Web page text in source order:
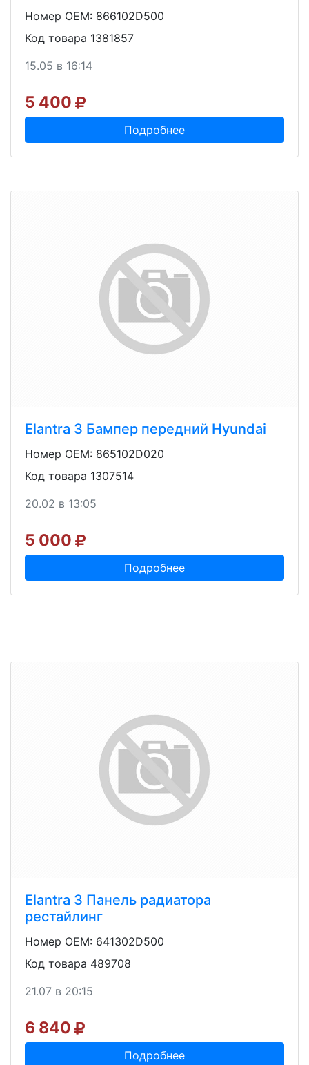
Номер OEM: 866102D500
Код товара 1381857
15.05 в 16:14
5 400
Подробнее
Elantra 3 Бампер передний Hyundai
Номер OEM: 865102D020
Код товара 1307514
20.02 в 13:05
5 000
Подробнее
Elantra 3 Панель радиатора
рестайлинг
Номер OEM: 641302D500
Код товара 489708
21.07 в 20:15
6 840
Подробнее